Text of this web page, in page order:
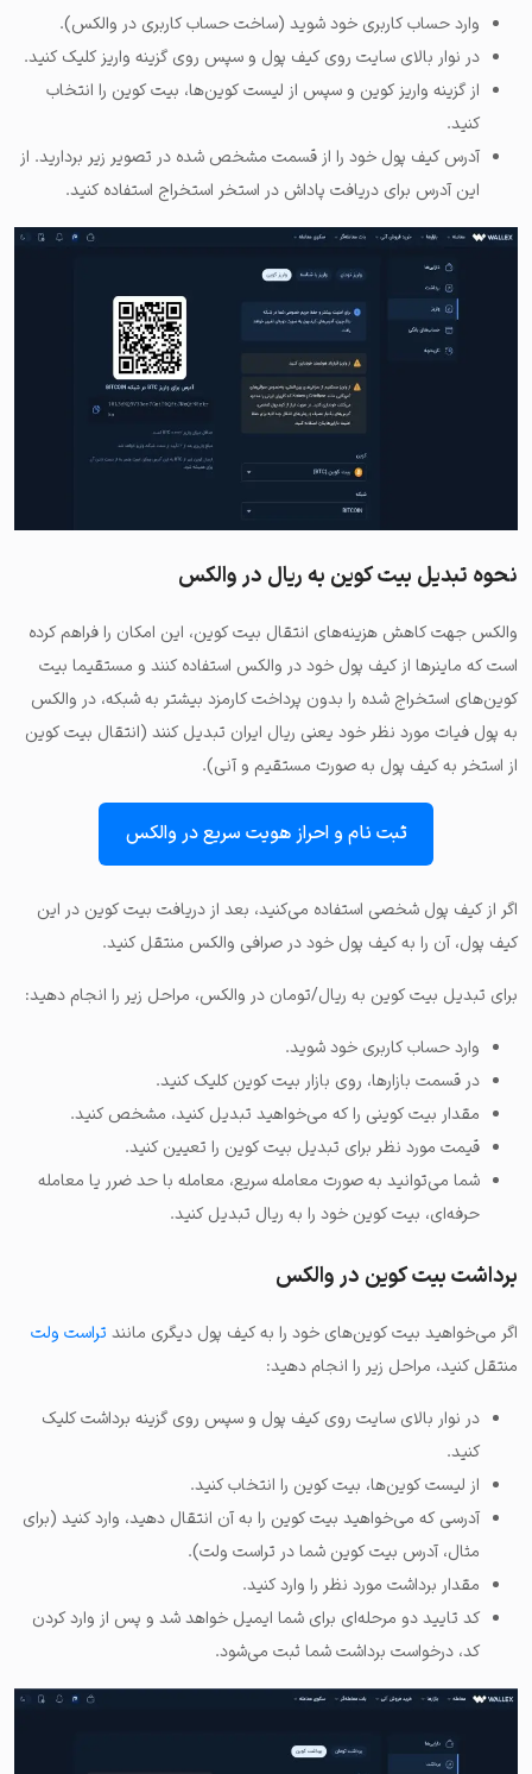
وارد حساب کاربری خود شوید (ساخت حساب کاربری در والکس).
در نوار بالای سایت روی کیف پول و سپس روی گزینه واریز کلیک کنید.
از گزینه واریز کوین و سپس از لیست کوین‌ها، بیت کوین را انتخاب
کنید.
آدرس کیف پول خود را از قسمت مشخص شده در تصویر زیر بردارید. از
این آدرس برای دریافت پاداش در استخر استخراج استفاده کنید.
نحوه تبدیل بیت کوین به ریال در والکس
والکس جهت کاهش هزینه‌های انتقال بیت کوین، این امکان را فراهم کرده
است که ماینرها از کیف پول خود در والکس استفاده کنند و مستقیما بیت
کوین‌های استخراج شده را بدون پرداخت کارمزد بیشتر به شبکه، در والکس
به پول فیات مورد نظر خود یعنی ریال ایران تبدیل کنند (انتقال بیت کوین
از استخر به کیف پول به صورت مستقیم و آنی).
ثبت نام و احراز هویت سریع در والکس
اگر از کیف پول شخصی استفاده می‌کنید، بعد از دریافت بیت کوین در این
کیف پول، آن را به کیف پول خود در صرافی والکس منتقل کنید.
برای تبدیل بیت کوین به ریال/تومان در والکس، مراحل زیر را انجام دهید:
وارد حساب کاربری خود شوید.
در قسمت بازارها، روی بازار بیت کوین کلیک کنید.
مقدار بیت کوینی را که می‌خواهید تبدیل کنید، مشخص کنید.
قیمت مورد نظر برای تبدیل بیت کوین را تعیین کنید.
شما می‌توانید به صورت معامله سریع، معامله با حد ضرر یا معامله
حرفه‌ای، بیت کوین خود را به ریال تبدیل کنید.
برداشت بیت کوین در والکس
اگر می‌خواهید بیت کوین‌های خود را به کیف پول دیگری مانند تراست ولت
منتقل کنید، مراحل زیر را انجام دهید:
در نوار بالای سایت روی کیف پول و سپس روی گزینه برداشت کلیک
کنید.
از لیست کوین‌ها، بیت کوین را انتخاب کنید.
آدرسی که می‌خواهید بیت کوین را به آن انتقال دهید، وارد کنید (برای
مثال، آدرس بیت کوین شما در تراست ولت).
مقدار برداشت مورد نظر را وارد کنید.
کد تایید دو مرحله‌ای برای شما ایمیل خواهد شد و پس از وارد کردن
کد، درخواست برداشت شما ثبت می‌شود.